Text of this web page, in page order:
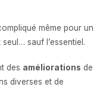
même pour un
sauf l’essentiel.
des améliorations de
diverses et de